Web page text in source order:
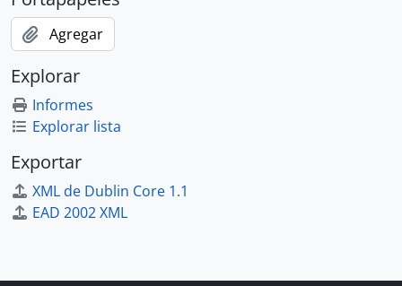
Agregar
Explorar
Informes
Explorar lista
Exportar
XML de Dublin Core 1.1
EAD 2002 XML